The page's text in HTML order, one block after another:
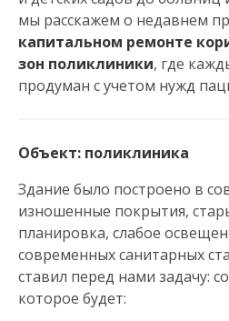
а
ц
я
мы расскажем о недавнем
капитальном ремонте
зон поликлиники, где
продуман с учетом нужд
Объект: поликлиника
Здание было построено в
изношенные покрытия,
планировка, слабое
современных санитарных
ставил перед нами задачу:
которое будет: